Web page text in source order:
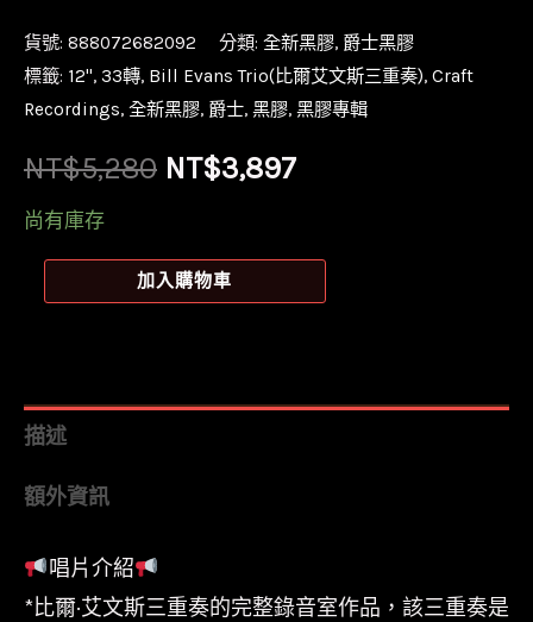
貨號: 888072682092 分類: 全新黑膠, 爵士黑膠
標籤: 12'', 33轉, Bill Evans Trio(比爾艾文斯三重奏), Craft
Recordings, 全新黑膠, 爵士, 黑膠, 黑膠專輯
NT$5,280 原
價
NT$3,897目
尚有庫存
5LP
裝】
爾
艾
加入購物車
描述
額外資訊
唱片介紹
*比爾·艾文斯三重奏的完整錄音室作品，該三重奏是